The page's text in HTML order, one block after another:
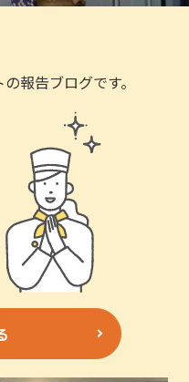
報告ブログです。